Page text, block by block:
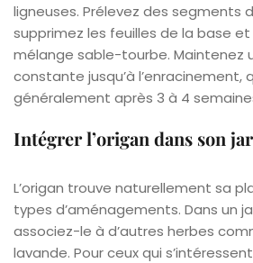
ligneuses. Prélevez des segments
supprimez les feuilles de la base
mélange sable-tourbe. Maintenez
constante jusqu’à l’enracinement,
généralement après 3 à 4
Intégrer l’origan dans son
L’origan trouve naturellement sa
types d’aménagements. Dans un
associez-le à d’autres herbes
lavande. Pour ceux qui